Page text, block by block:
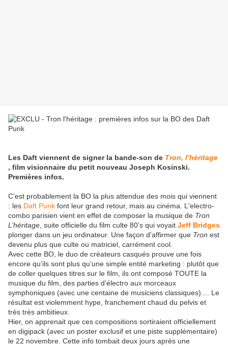
Les Daft viennent de signer la bande-son de Tron, l’héritage
, film visionnaire du petit nouveau Joseph Kosinski.
Premières infos.
C’est probablement la BO la plus attendue des mois qui viennent
: les Daft Punk font leur grand retour, mais au cinéma. L'electro-
combo parisien vient en effet de composer la musique de Tron
L’héritage , suite officielle du film culte 80’s qui voyait Jeff Bridges
plonger dans un jeu ordinateur. Une façon d'affirmer que Tron est
devenu plus que culte ou matriciel, carrément cool.
Avec cette BO, le duo de créateurs casqués prouve une fois
encore qu’ils sont plus qu’une simple entité marketing : plutôt que
de coller quelques titres sur le film, ils ont composé TOUTE la
musique du film, des parties d’électro aux morceaux
symphoniques (avec une centaine de musiciens classiques).... Le
résultat est violemment hype, franchement chaud du pelvis et
très très ambitieux.
Hier, on apprenait que ces compositions sortiraient officiellement
en digipack (avec un poster exclusif et une piste supplémentaire)
le 22 novembre. Cette info tombait deux jours après une